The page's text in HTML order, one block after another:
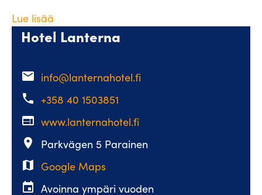
Lue lisää
Hotel Lanterna
email info@lanternahotel.fi
phone +358 40 1503851
web www.lanternahotel.fi
place
Parkvägen 5 Parainen
map Google Maps
event Avoinna ympäri vuoden